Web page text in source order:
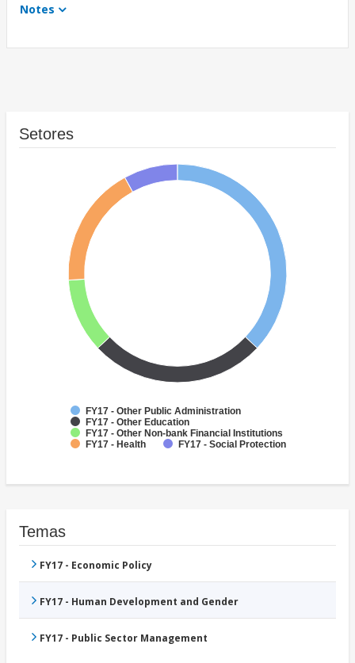
Notes
Setores
FY17 - Other Public Administration
FY17 - Other Education
FY17 - Other Non-bank Financial Institutions
FY17 - Health
FY17 - Social Protection
Temas
FY17 - Economic Policy
FY17 - Human Development and Gender
FY17 - Public Sector Management